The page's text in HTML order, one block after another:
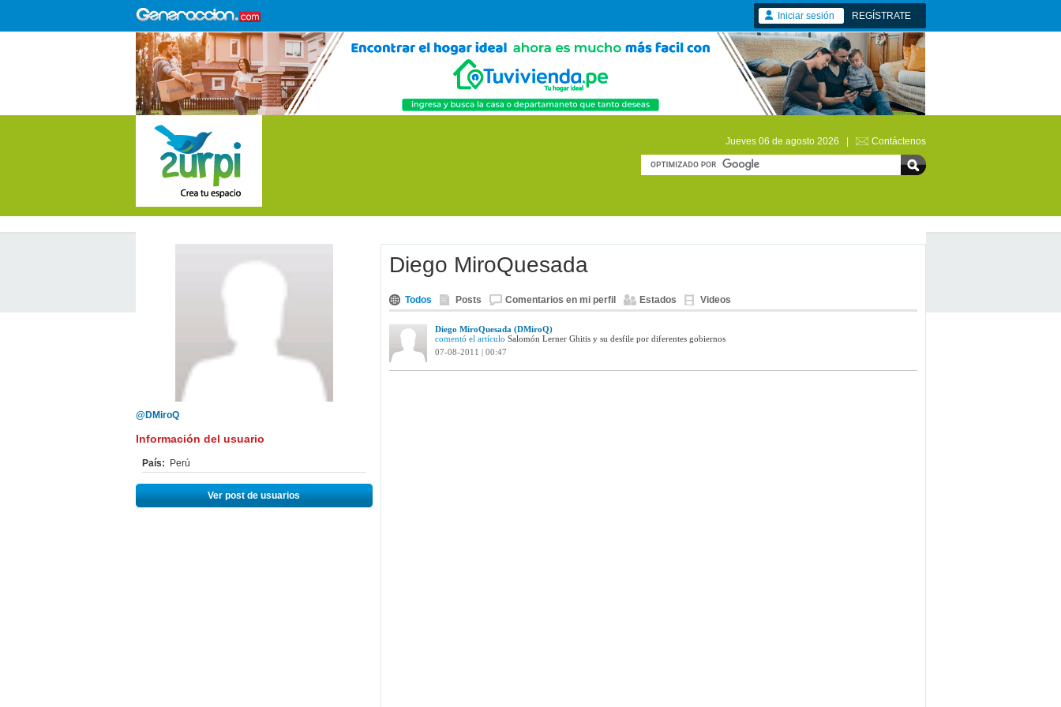
Iniciar sesión REGÍSTRATE
Jueves 06 de agosto 2026 | Contáctenos
@DMiroQ
Información del usuario
País: Perú
Ver post de usuarios
Diego MiroQuesada
Todos Posts Comentarios en mi perfil Estados Videos
Diego MiroQuesada (DMiroQ)
comentó el artículo Salomón Lerner Ghitis y su desfile por diferentes gobiernos
07-08-2011 | 00:47